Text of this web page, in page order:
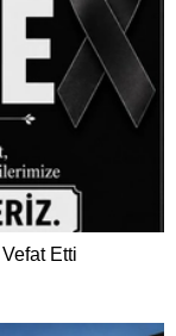
Etti